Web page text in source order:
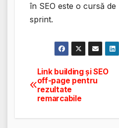
în SEO este o cursă
sprint.
Navigare
în
articole
Link building și SEO
off-page pentru
rezultate
remarcabile